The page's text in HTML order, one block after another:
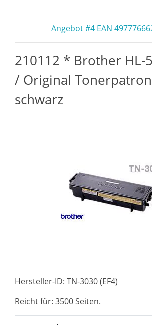
Angebot #4 EAN
210112 * Brother HL-
/ Original
schwarz
Hersteller-ID: TN-3030 (EF4)
Reicht für: 3500 Seiten.